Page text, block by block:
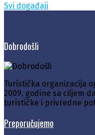
Svi događaji
Dobrodošli
Turistička organizacija
2009. godine sa ciljem
turističke i privredne
Preporučujemo